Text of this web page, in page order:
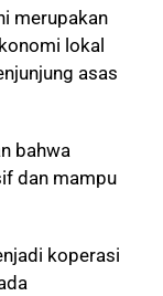
merupakan
lokal
asas
bahwa
dan mampu
koperasi